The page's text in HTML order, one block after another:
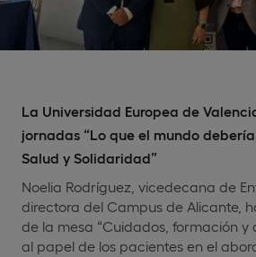
La Universidad Europea de
jornadas “Lo que el mundo
Salud y Solidaridad”
Noelia Rodríguez, vicedecana de
directora del Campus de Alicante,
de la mesa “Cuidados, formación y
al papel de los pacientes en el